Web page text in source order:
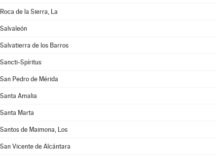
Roca de la Sierra, La
Salvaleón
Salvatierra de los Barros
Sancti-Spíritus
San Pedro de Mérida
Santa Amalia
Santa Marta
Santos de Maimona, Los
San Vicente de Alcántara